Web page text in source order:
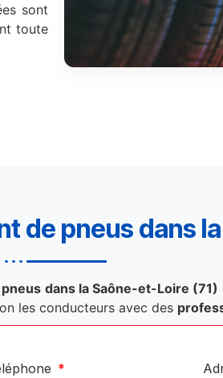
sont
toute
de pneus dans
dans la Saône-et-Loire (71)
les conducteurs avec des